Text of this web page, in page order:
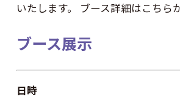
いたします。 ブース詳細はこち
ブース展示
日時